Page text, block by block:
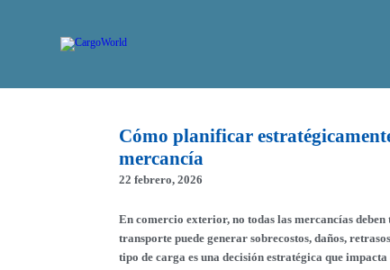
Cómo planificar
mercancía
22 febrero, 2026
En comercio exterior, no todas las mercancías
transporte puede generar sobrecostos, daños,
tipo de carga es una decisión estratégica que